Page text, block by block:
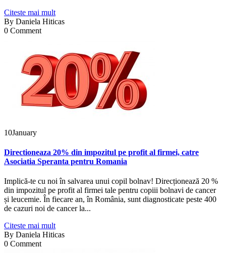
Citeste mai mult
By Daniela Hiticas
0 Comment
10January
Directioneaza 20% din impozitul pe profit al firmei, catre
Asociatia Speranta pentru Romania
Implică-te cu noi în salvarea unui copil bolnav! Direcționează 20 %
din impozitul pe profit al firmei tale pentru copiii bolnavi de cancer
și leucemie. În fiecare an, în România, sunt diagnosticate peste 400
de cazuri noi de cancer la...
Citeste mai mult
By Daniela Hiticas
0 Comment